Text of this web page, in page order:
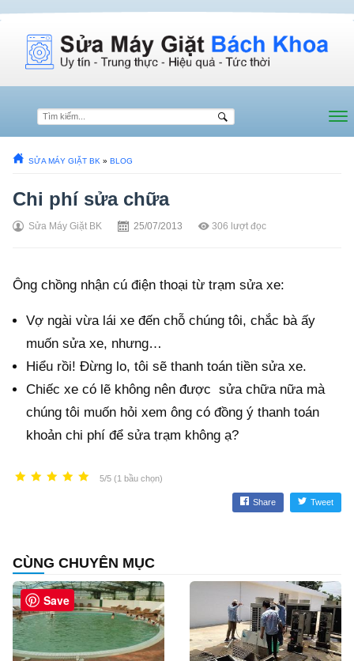
SỬA MÁY GIẶT BK » BLOG
Chi phí sửa chữa
Sửa Máy Giặt BK 25/07/2013 306 lượt đọc
Ông chồng nhận cú điện thoại từ trạm sửa xe:
Vợ ngài vừa lái xe đến chỗ chúng tôi, chắc bà ấy
muốn sửa xe, nhưng…
Hiểu rồi! Đừng lo, tôi sẽ thanh toán tiền sửa xe.
Chiếc xe có lẽ không nên được sửa chữa nữa mà
chúng tôi muốn hỏi xem ông có đồng ý thanh toán
khoản chi phí để sửa trạm không ạ?
5/5 (1 bầu chọn)
Share Tweet
CÙNG CHUYÊN MỤC
Save